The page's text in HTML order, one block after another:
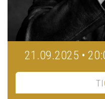
21.09.2025 •